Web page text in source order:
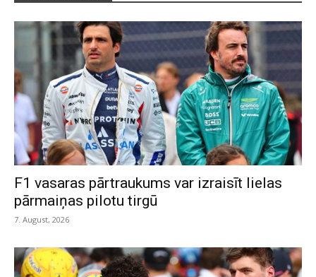
F1 vasaras pārtraukums var izraisīt lielas
pārmaiņas pilotu tirgū
7. August, 2026